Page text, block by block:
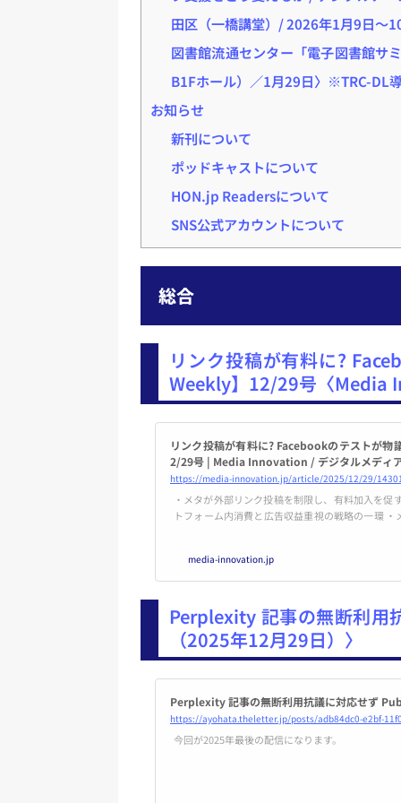
田区（一橋講堂）/ 2026年1月9日～
図書館流通センター「電子図書館サ
B1Fホール）／1月29日〉※TRC-DL
お知らせ
新刊について
ポッドキャストについて
HON.jp Readersについて
SNS公式アカウントについて
総合
リンク投稿が有料に?
Weekly】12/29号〈Media
リンク投稿が有料に? Facebookのテストが
2/29号 | Media Innovation / デジタルメディ
https://media-innovation.jp/article/2025/12/29/
・メタが外部リンク投稿を制限し、有料加入を促すテストを実
トフォーム内消費と広告収益重視の戦略の一環 ・メディアはSNS依存から脱却し、直接
media-innovation.jp
Perplexity 記事の無断利
（2025年12月29日）〉
Perplexity 記事の無断利用抗議に対応せず
https://ayohata.theletter.jp/posts/adb84dc0-e2bf-
今回が2025年最後の配信になります。